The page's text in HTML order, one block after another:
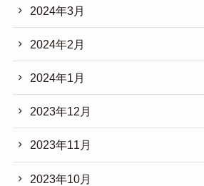
2024年3月
2024年2月
2024年1月
2023年12月
2023年11月
2023年10月